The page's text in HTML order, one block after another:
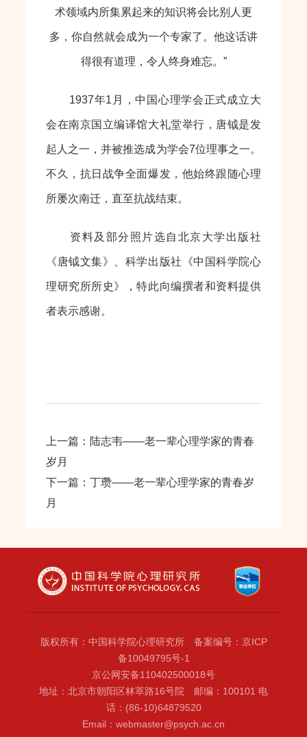
术领域内所集累起来的知识将会比别人更
多，你自然就会成为一个专家了。他这话讲
得很有道理，令人终身难忘。”
1937年1月，中国心理学会正式成立大
会在南京国立编译馆大礼堂举行，唐钺是发
起人之一，并被推选成为学会7位理事之一。
不久，抗日战争全面爆发，他始终跟随心理
所屡次南迁，直至抗战结束。
资料及部分照片选自北京大学出版社
《唐钺文集》、科学出版社《中国科学院心
理研究所所史》，特此向编撰者和资料提供
者表示感谢。
上一篇：陆志韦——老一辈心理学家的青春
岁月
下一篇：丁瓒——老一辈心理学家的青春岁
月
版权所有：中国科学院心理研究所 备案编号：京ICP
备10049795号-1
京公网安备110402500018号
地址：北京市朝阳区林萃路16号院 邮编：100101 电
话：(86-10)64879520
Email：webmaster@psych.ac.cn